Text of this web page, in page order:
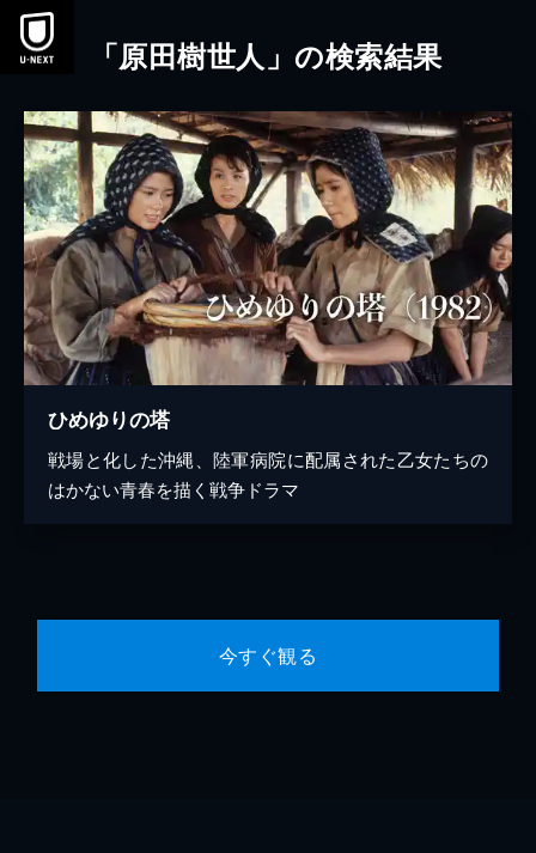
本文へスキップ
「原田樹世人」の検索結果
ひめゆりの塔
戦場と化した沖縄、陸軍病院に配属された乙女たちの
はかない青春を描く戦争ドラマ
今すぐ観る